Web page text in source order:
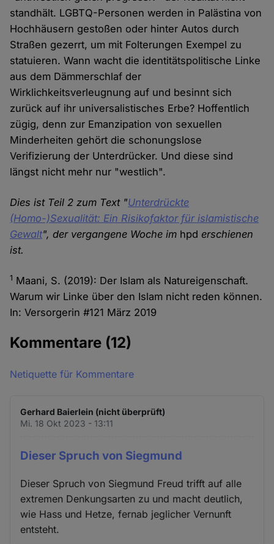
standhält. LGBTQ-Personen werden in Palästina von
Hochhäusern gestoßen oder hinter Autos durch
Straßen gezerrt, um mit Folterungen Exempel zu
statuieren. Wann wacht die identitätspolitische Linke
aus dem Dämmerschlaf der
Wirklichkeitsverleugnung auf und besinnt sich
zurück auf ihr universalistisches Erbe? Hoffentlich
zügig, denn zur Emanzipation von sexuellen
Minderheiten gehört die schonungslose
Verifizierung der Unterdrücker. Und diese sind
längst nicht mehr nur "westlich".
Dies ist Teil 2 zum Text "Unterdrückte
(Homo-)Sexualität: Ein Risikofaktor für islamistische
Gewalt", der vergangene Woche im hpd erschienen
ist.
1 Maani, S. (2019): Der Islam als Natureigenschaft.
Warum wir Linke über den Islam nicht reden können.
In: Versorgerin #121 März 2019
Kommentare (12)
Netiquette für Kommentare
Gerhard Baierlein (nicht überprüft)
Mi. 18 Okt 2023 - 13:11
Dieser Spruch von Siegmund
Dieser Spruch von Siegmund Freud trifft auf alle
extremen Denkungsarten zu und macht deutlich,
wie Hass und Hetze, fernab jeglicher Vernunft
entsteht.